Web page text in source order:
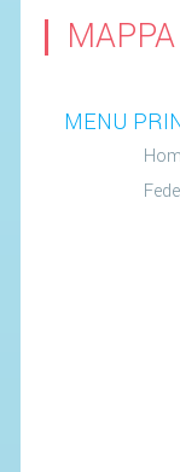
MENU